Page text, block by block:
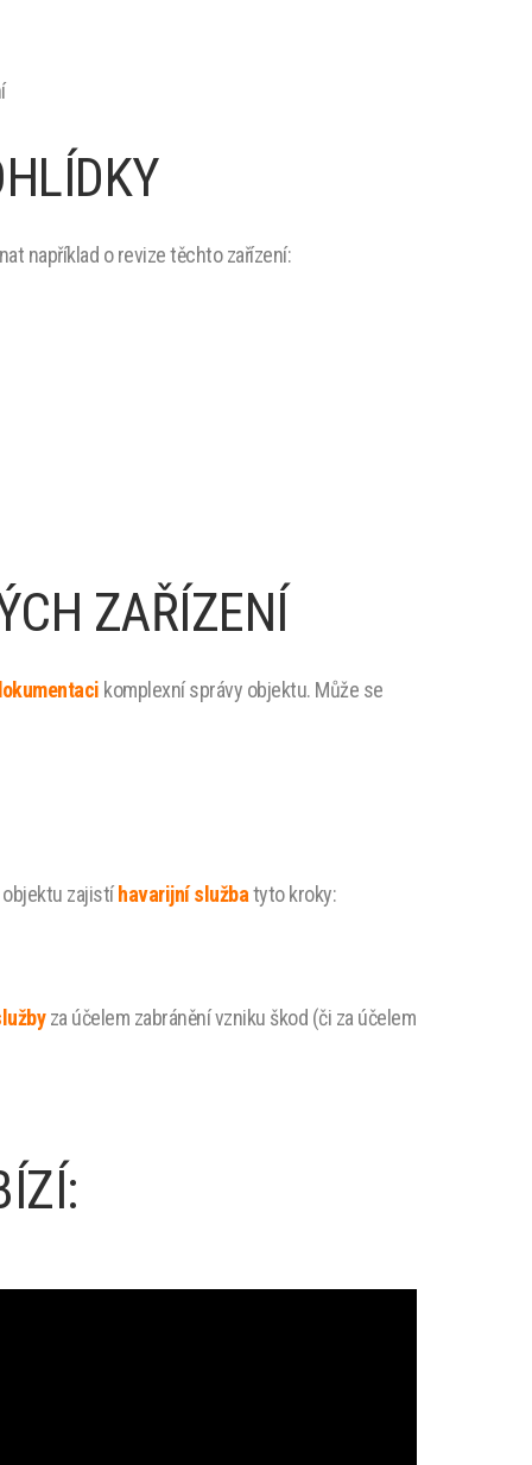
například o revize těchto zařízení:
ZAŘÍZENÍ
komplexní správy objektu. Může se
zajistí havarijní službatyto kroky:
za účelem zabránění vzniku škod (či za účelem